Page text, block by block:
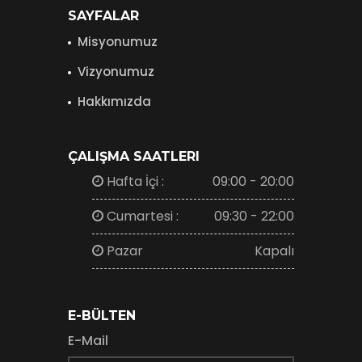
SAYFALAR
Misyonumuz
Vizyonumuz
Hakkımızda
ÇALIŞMA SAATLERI
Hafta İçi :
09:00 - 20:00
Cumartesi :
09:30 - 22:00
Pazar
Kapalı
E-BÜLTEN
E-Mail